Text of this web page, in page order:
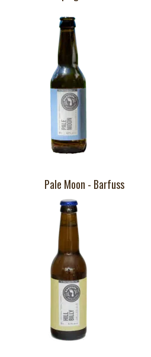
Pale Moon - Barfuss